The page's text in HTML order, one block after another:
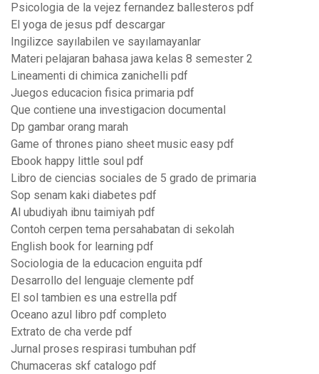
Psicologia de la vejez fernandez ballesteros pdf
El yoga de jesus pdf descargar
Ingilizce sayılabilen ve sayılamayanlar
Materi pelajaran bahasa jawa kelas 8 semester 2
Lineamenti di chimica zanichelli pdf
Juegos educacion fisica primaria pdf
Que contiene una investigacion documental
Dp gambar orang marah
Game of thrones piano sheet music easy pdf
Ebook happy little soul pdf
Libro de ciencias sociales de 5 grado de primaria
Sop senam kaki diabetes pdf
Al ubudiyah ibnu taimiyah pdf
Contoh cerpen tema persahabatan di sekolah
English book for learning pdf
Sociologia de la educacion enguita pdf
Desarrollo del lenguaje clemente pdf
El sol tambien es una estrella pdf
Oceano azul libro pdf completo
Extrato de cha verde pdf
Jurnal proses respirasi tumbuhan pdf
Chumaceras skf catalogo pdf